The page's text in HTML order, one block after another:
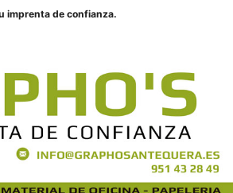
imprenta de confianza.